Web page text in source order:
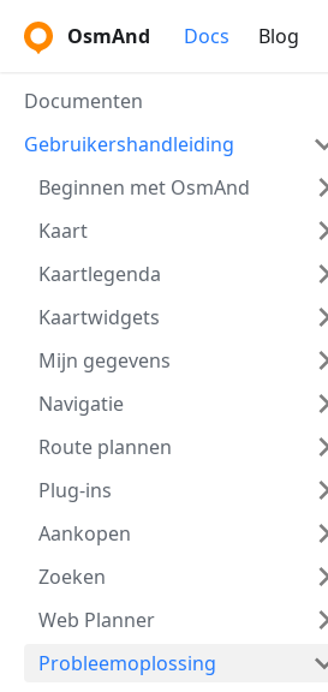
OsmAnd Docs Blog
Documenten
Gebruikershandleiding
Beginnen met OsmAnd
Kaart
Kaartlegenda
Kaartwidgets
Mijn gegevens
Navigatie
Route plannen
Plug-ins
Aankopen
Zoeken
Web Planner
Probleemoplossing